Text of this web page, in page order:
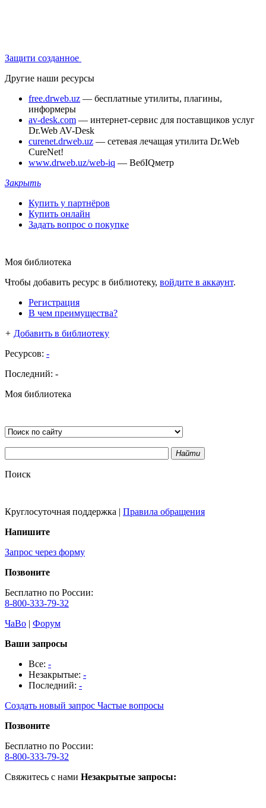
Защити созданное
Другие наши ресурсы
free.drweb.uz — бесплатные утилиты, плагины,
информеры
av-desk.com — интернет-сервис для поставщиков услуг
Dr.Web AV-Desk
curenet.drweb.uz — сетевая лечащая утилита Dr.Web
CureNet!
www.drweb.uz/web-iq — ВебIQметр
Закрыть
Купить у партнёров
Купить онлайн
Задать вопрос о покупке
Моя библиотека
Чтобы добавить ресурс в библиотеку, войдите в аккаунт.
Регистрация
В чем преимущества?
+ Добавить в библиотеку
Ресурсов: -
Последний: -
Моя библиотека
Найти
Поиск
Круглосуточная поддержка | Правила обращения
Напишите
Запрос через форму
Позвоните
Бесплатно по России:
8-800-333-79-32
ЧаВо | Форум
Ваши запросы
Все: -
Незакрытые: -
Последний: -
Создать новый запрос Частые вопросы
Позвоните
Бесплатно по России:
8-800-333-79-32
Свяжитесь с нами Незакрытые запросы: